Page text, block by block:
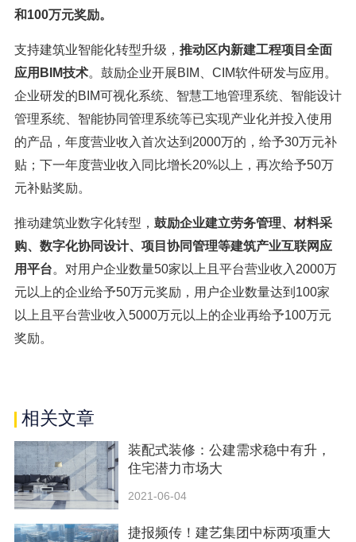
和100万元奖励。
支持建筑业智能化转型升级， 推动区内新建工程项目全面
应用BIM技术。鼓励企业开展BIM、CIM软件研发与应用。
企业研发的BIM可视化系统、智慧工地管理系统、智能设计
管理系统、智能协同管理系统等已实现产业化并投入使用
的产品，年度营业收入首次达到2000万的，给予30万元补
贴；下一年度营业收入同比增长20%以上，再次给予50万
元补贴奖励。
推动建筑业数字化转型， 鼓励企业建立劳务管理、材料采
购、数字化协同设计、项目协同管理等建筑产业互联网应
用平台。对用户企业数量50家以上且平台营业收入2000万
元以上的企业给予50万元奖励，用户企业数量达到100家
以上且平台营业收入5000万元以上的企业再给予100万元
奖励。
相关文章
装配式装修：公建需求稳中有升，
住宅潜力市场大
2021-06-04
捷报频传！建艺集团中标两项重大